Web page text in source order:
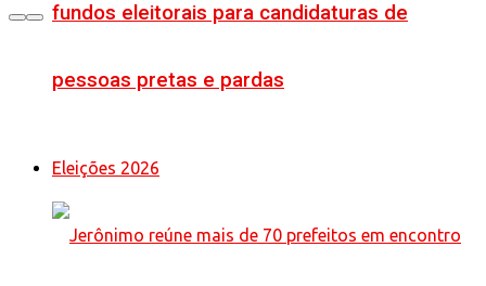
fundos eleitorais para candidaturas de
pessoas pretas e pardas
Eleições 2026